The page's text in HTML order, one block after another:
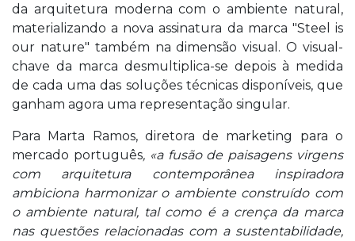
da arquitetura moderna com o ambiente natural,
materializando a nova assinatura da marca "Steel is
our nature" também na dimensão visual. O visual-
chave da marca desmultiplica-se depois à medida
de cada uma das soluções técnicas disponíveis, que
ganham agora uma representação singular.
Para Marta Ramos, diretora de marketing para o
mercado português, «a fusão de paisagens virgens
com arquitetura contemporânea inspiradora
ambiciona harmonizar o ambiente construído com
o ambiente natural, tal como é a crença da marca
nas questões relacionadas com a sustentabilidade,